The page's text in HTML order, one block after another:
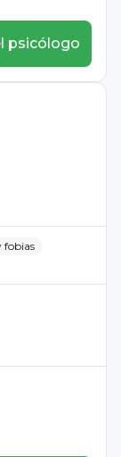
psicólogo
fobias